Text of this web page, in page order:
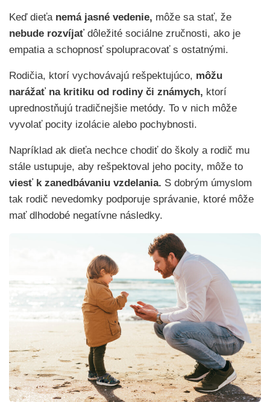
Keď dieťa nemá jasné vedenie, môže sa stať, že
nebude rozvíjať dôležité sociálne zručnosti, ako je
empatia a schopnosť spolupracovať s ostatnými.
Rodičia, ktorí vychovávajú rešpektujúco, môžu
narážať na kritiku od rodiny či známych, ktorí
uprednostňujú tradičnejšie metódy. To v nich môže
vyvolať pocity izolácie alebo pochybnosti.
Napríklad ak dieťa nechce chodiť do školy a rodič mu
stále ustupuje, aby rešpektoval jeho pocity, môže to
viesť k zanedbávaniu vzdelania. S dobrým úmyslom
tak rodič nevedomky podporuje správanie, ktoré môže
mať dlhodobé negatívne následky.